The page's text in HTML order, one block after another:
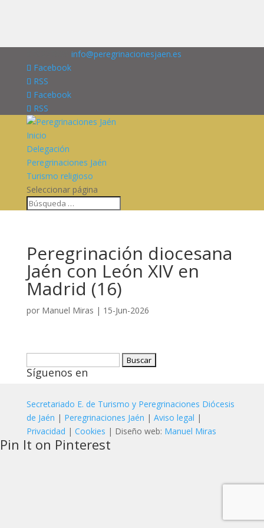
info@peregrinacionesjaen.es
Facebook
RSS
Facebook
RSS
Inicio
Delegación
Peregrinaciones Jaén
Turismo religioso
Seleccionar página
Peregrinación diocesana
Jaén con León XIV en
Madrid (16)
por Manuel Miras | 15-Jun-2026
Síguenos en
Secretariado E. de Turismo y Peregrinaciones Diócesis
de Jaén | Peregrinaciones Jaén | Aviso legal |
Privacidad | Cookies | Diseño web: Manuel Miras
Pin It on Pinterest